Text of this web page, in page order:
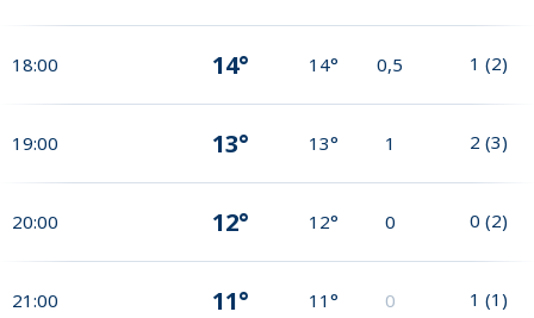
18:00 14° 14° 0,5 1 (2)
19:00 13° 13° 1 2 (3)
20:00 12° 12° 0 0 (2)
21:00 11° 11° 0 1 (1)